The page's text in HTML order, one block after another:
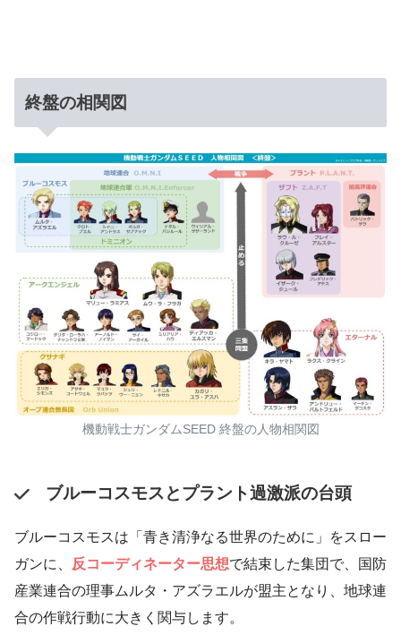
終盤の相関図
機動戦士ガンダムSEED 終盤の人物相関図
ブルーコスモスとプラント過激派の台頭
ブルーコスモスは「青き清浄なる世界のために」をスロー
ガンに、
反コーディネーター思想で結束した集団で、国防
産業連合の理事ムルタ・アズラエルが盟主となり、地球連
合の作戦行動に大きく関与します。